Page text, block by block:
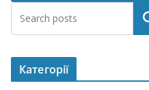
Категорії